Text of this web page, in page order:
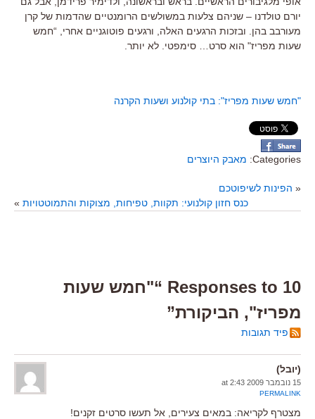
יורם טולדנו – שניהם צלעות במשולשים הרומנטיים שהדמות של קרן
מעורבב בהן. ובזכות הרגעים האלה, ורגעים פוטוגניים אחרי, “חמש
שעות מפריז" הוא סרט… סימפטי. לא יותר.
"חמש שעות מפריז": בתי קולנוע ושעות הקרנה
Categories: מאבק היוצרים
« הפינות לשיפוטכם
כנס חזון קולנועי: תקוות, טפיחות, מצוקות והתמוטטויות »
10 Responses to “"חמש שעות
מפריז", הביקורת”
פיד תגובות
(יובל)
15 נובמבר 2009 at 2:43
PERMALINK
מצטרף לקריאה: במאים צעירים, אל תעשו סרטים זקנים!